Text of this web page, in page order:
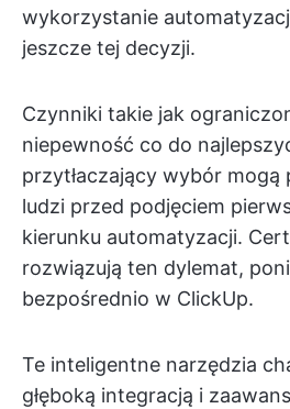
wykorzystanie
jeszcze tej decyzji.
Czynniki takie jak
niepewność co do
przytłaczający wybór
ludzi przed podjęciem
kierunku automatyzacji.
rozwiązują ten dylemat,
bezpośrednio w ClickUp.
Te inteligentne narzędzia
głęboką integracją i